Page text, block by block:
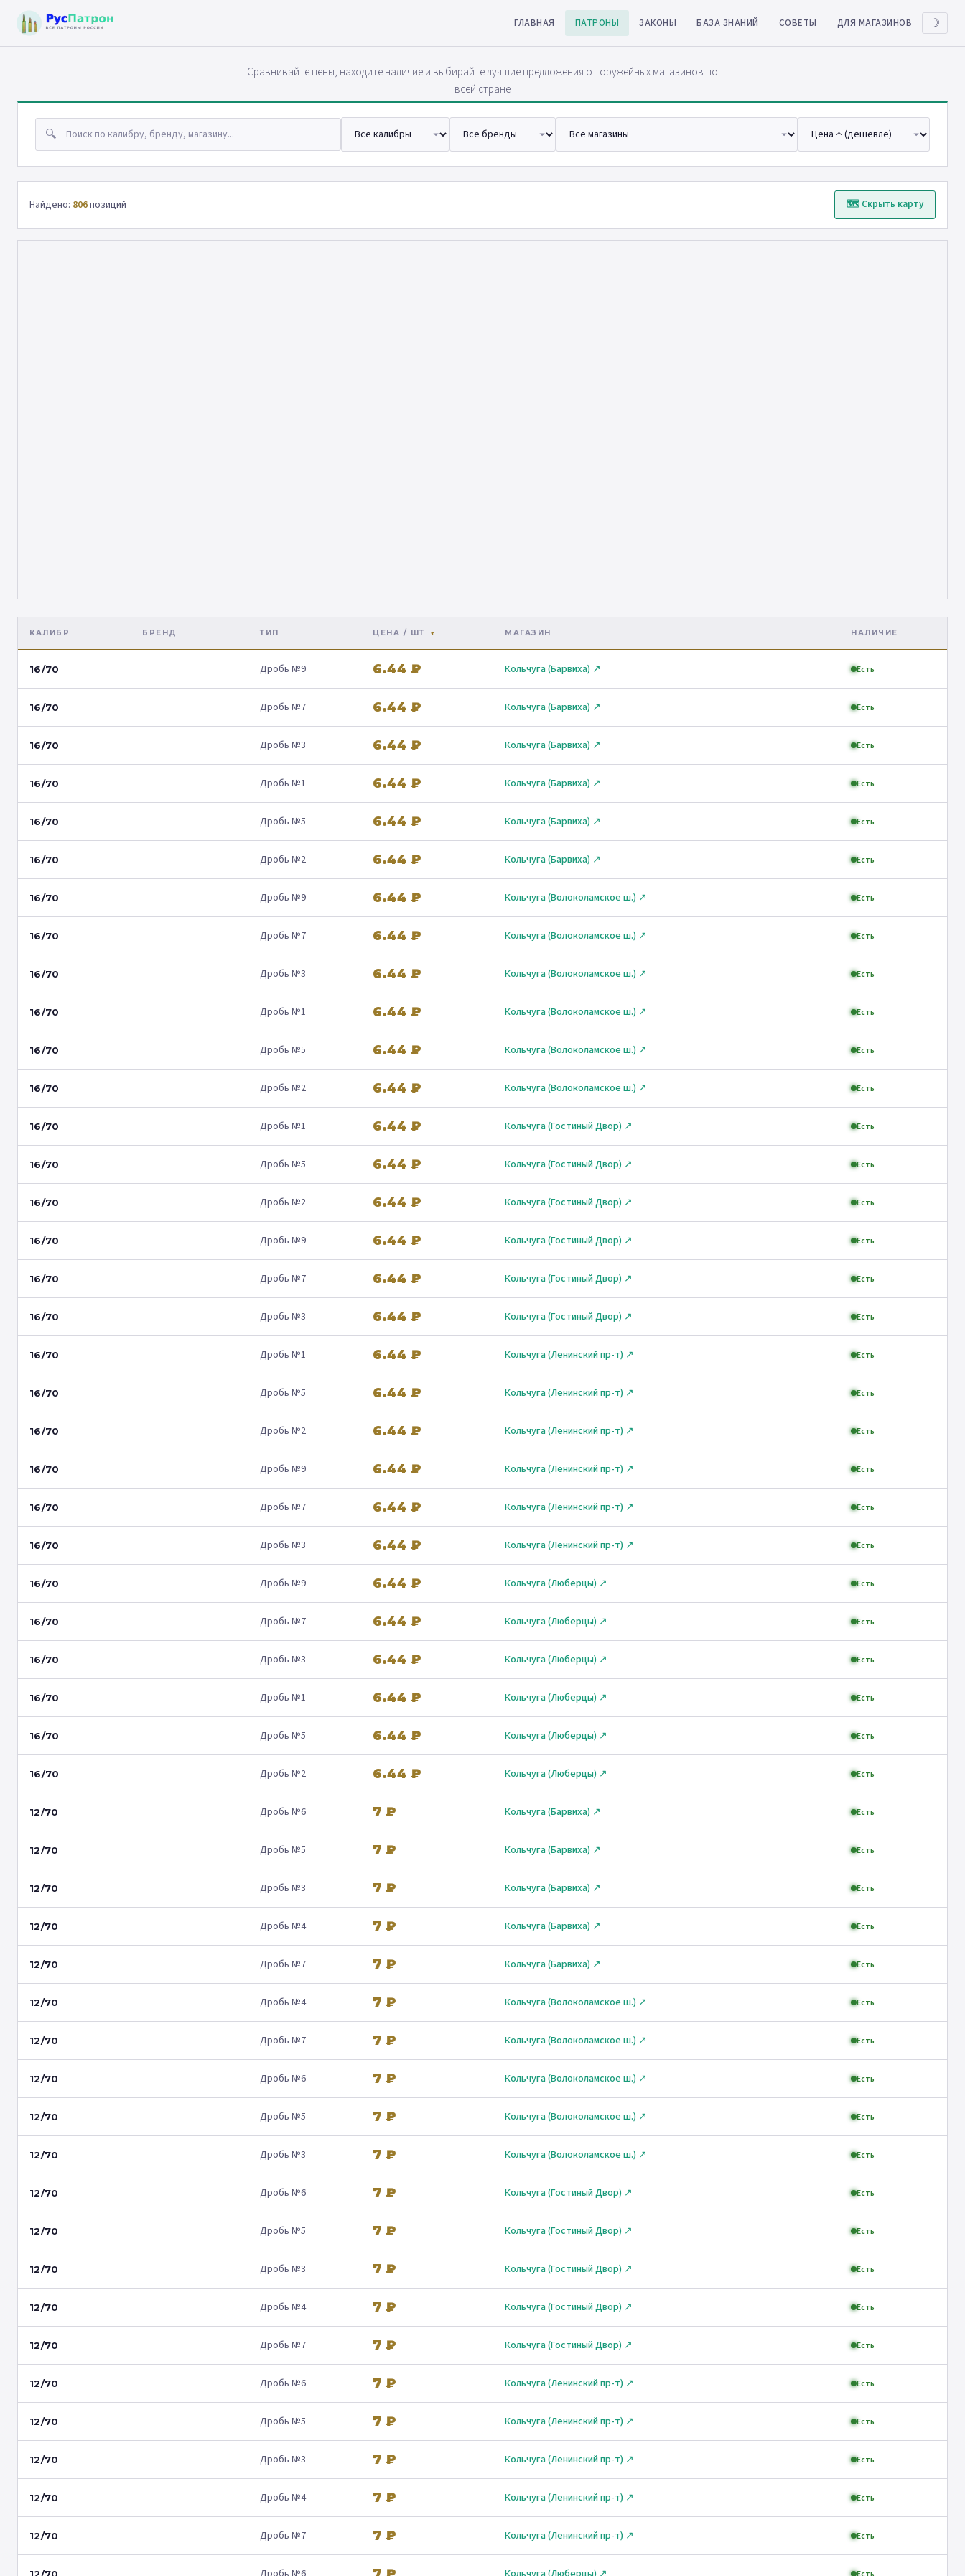
ГЛАВНАЯ ПАТРОНЫ ЗАКОНЫ БАЗА ЗНАНИЙ СОВЕТЫ ДЛЯ МАГАЗИНОВ ☽
Сравнивайте цены, находите наличие и выбирайте лучшие предложения от оружейных магазинов по
всей стране
🔍
Найдено: 806позиций 🗺 Скрыть карту
КАЛИБР БРЕНД ТИП ЦЕНА / ШТ МАГАЗИН НАЛИЧИЕ
16/70 Дробь №9 6.44 ₽ Кольчуга (Барвиха) ↗ Есть
16/70 Дробь №7 6.44 ₽ Кольчуга (Барвиха) ↗ Есть
16/70 Дробь №3 6.44 ₽ Кольчуга (Барвиха) ↗ Есть
16/70 Дробь №1 6.44 ₽ Кольчуга (Барвиха) ↗ Есть
16/70 Дробь №5 6.44 ₽ Кольчуга (Барвиха) ↗ Есть
16/70 Дробь №2 6.44 ₽ Кольчуга (Барвиха) ↗ Есть
16/70 Дробь №9 6.44 ₽ Кольчуга (Волоколамское ш.) ↗ Есть
16/70 Дробь №7 6.44 ₽ Кольчуга (Волоколамское ш.) ↗ Есть
16/70 Дробь №3 6.44 ₽ Кольчуга (Волоколамское ш.) ↗ Есть
16/70 Дробь №1 6.44 ₽ Кольчуга (Волоколамское ш.) ↗ Есть
16/70 Дробь №5 6.44 ₽ Кольчуга (Волоколамское ш.) ↗ Есть
16/70 Дробь №2 6.44 ₽ Кольчуга (Волоколамское ш.) ↗ Есть
16/70 Дробь №1 6.44 ₽ Кольчуга (Гостиный Двор) ↗ Есть
16/70 Дробь №5 6.44 ₽ Кольчуга (Гостиный Двор) ↗ Есть
16/70 Дробь №2 6.44 ₽ Кольчуга (Гостиный Двор) ↗ Есть
16/70 Дробь №9 6.44 ₽ Кольчуга (Гостиный Двор) ↗ Есть
16/70 Дробь №7 6.44 ₽ Кольчуга (Гостиный Двор) ↗ Есть
16/70 Дробь №3 6.44 ₽ Кольчуга (Гостиный Двор) ↗ Есть
16/70 Дробь №1 6.44 ₽ Кольчуга (Ленинский пр-т) ↗ Есть
16/70 Дробь №5 6.44 ₽ Кольчуга (Ленинский пр-т) ↗ Есть
16/70 Дробь №2 6.44 ₽ Кольчуга (Ленинский пр-т) ↗ Есть
16/70 Дробь №9 6.44 ₽ Кольчуга (Ленинский пр-т) ↗ Есть
16/70 Дробь №7 6.44 ₽ Кольчуга (Ленинский пр-т) ↗ Есть
16/70 Дробь №3 6.44 ₽ Кольчуга (Ленинский пр-т) ↗ Есть
16/70 Дробь №9 6.44 ₽ Кольчуга (Люберцы) ↗ Есть
16/70 Дробь №7 6.44 ₽ Кольчуга (Люберцы) ↗ Есть
16/70 Дробь №3 6.44 ₽ Кольчуга (Люберцы) ↗ Есть
16/70 Дробь №1 6.44 ₽ Кольчуга (Люберцы) ↗ Есть
16/70 Дробь №5 6.44 ₽ Кольчуга (Люберцы) ↗ Есть
16/70 Дробь №2 6.44 ₽ Кольчуга (Люберцы) ↗ Есть
12/70 Дробь №6 7 ₽ Кольчуга (Барвиха) ↗ Есть
12/70 Дробь №5 7 ₽ Кольчуга (Барвиха) ↗ Есть
12/70 Дробь №3 7 ₽ Кольчуга (Барвиха) ↗ Есть
12/70 Дробь №4 7 ₽ Кольчуга (Барвиха) ↗ Есть
12/70 Дробь №7 7 ₽ Кольчуга (Барвиха) ↗ Есть
12/70 Дробь №4 7 ₽ Кольчуга (Волоколамское ш.) ↗ Есть
12/70 Дробь №7 7 ₽ Кольчуга (Волоколамское ш.) ↗ Есть
12/70 Дробь №6 7 ₽ Кольчуга (Волоколамское ш.) ↗ Есть
12/70 Дробь №5 7 ₽ Кольчуга (Волоколамское ш.) ↗ Есть
12/70 Дробь №3 7 ₽ Кольчуга (Волоколамское ш.) ↗ Есть
12/70 Дробь №6 7 ₽ Кольчуга (Гостиный Двор) ↗ Есть
12/70 Дробь №5 7 ₽ Кольчуга (Гостиный Двор) ↗ Есть
12/70 Дробь №3 7 ₽ Кольчуга (Гостиный Двор) ↗ Есть
12/70 Дробь №4 7 ₽ Кольчуга (Гостиный Двор) ↗ Есть
12/70 Дробь №7 7 ₽ Кольчуга (Гостиный Двор) ↗ Есть
12/70 Дробь №6 7 ₽ Кольчуга (Ленинский пр-т) ↗ Есть
12/70 Дробь №5 7 ₽ Кольчуга (Ленинский пр-т) ↗ Есть
12/70 Дробь №3 7 ₽ Кольчуга (Ленинский пр-т) ↗ Есть
12/70 Дробь №4 7 ₽ Кольчуга (Ленинский пр-т) ↗ Есть
12/70 Дробь №7 7 ₽ Кольчуга (Ленинский пр-т) ↗ Есть